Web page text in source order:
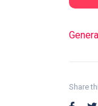
Share